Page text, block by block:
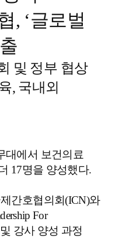
, ‘글로벌
및 정부 협상
, 국내외
대에서 보건의료
17명을 양성했다.
간호협의회(ICN)와
For
강사 양성 과정